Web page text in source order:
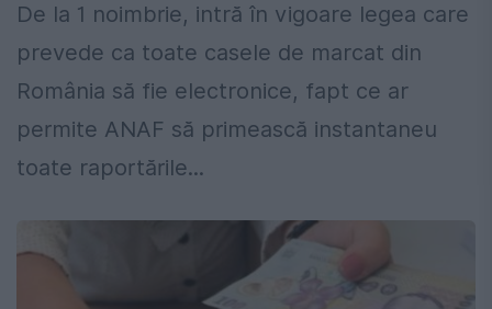
De la 1 noimbrie, intră în vigoare legea care
prevede ca toate casele de marcat din
România să fie electronice, fapt ce ar
permite ANAF să primească instantaneu
toate raportările...